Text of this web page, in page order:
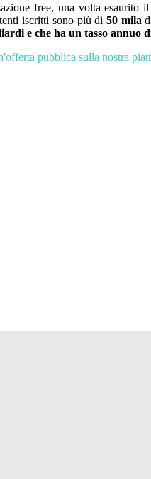
free, una volta esaurito
iscritti sono più di 50 mila
e che ha un tasso annuo
pubblica sulla nostra